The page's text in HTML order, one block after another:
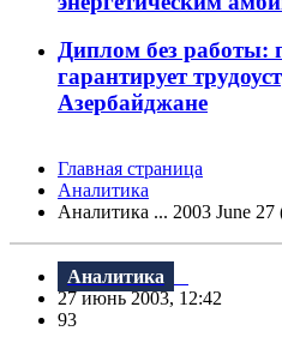
Диплом без работы:
гарантирует
Азербайджане
Главная страница
Аналитика
Аналитика ... 2003 June 27
Аналитика
27 июнь 2003, 12:42
93